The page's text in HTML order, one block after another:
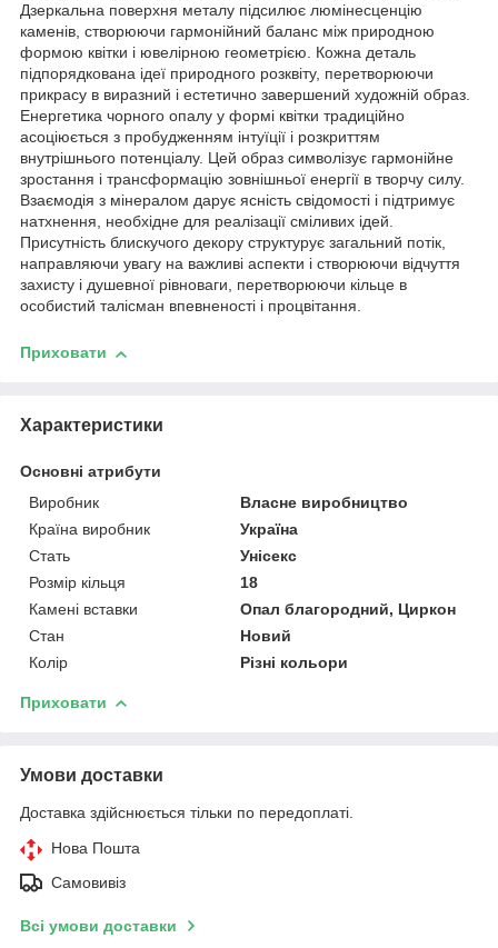
Дзеркальна поверхня металу підсилює люмінесценцію
каменів, створюючи гармонійний баланс між природною
формою квітки і ювелірною геометрією. Кожна деталь
підпорядкована ідеї природного розквіту, перетворюючи
прикрасу в виразний і естетично завершений художній образ.
Енергетика чорного опалу у формі квітки традиційно
асоціюється з пробудженням інтуїції і розкриттям
внутрішнього потенціалу. Цей образ символізує гармонійне
зростання і трансформацію зовнішньої енергії в творчу силу.
Взаємодія з мінералом дарує ясність свідомості і підтримує
натхнення, необхідне для реалізації сміливих ідей.
Присутність блискучого декору структурує загальний потік,
направляючи увагу на важливі аспекти і створюючи відчуття
захисту і душевної рівноваги, перетворюючи кільце в
особистий талісман впевненості і процвітання.
Приховати
Характеристики
Основні атрибути
Виробник
Власне виробництво
Країна виробник
Україна
Стать
Унісекс
Розмір кільця
18
Камені вставки
Опал благородний, Циркон
Стан
Новий
Колір
Різні кольори
Приховати
Умови доставки
Доставка здійснюється тільки по передоплаті.
Нова Пошта
Самовивіз
Всі умови доставки